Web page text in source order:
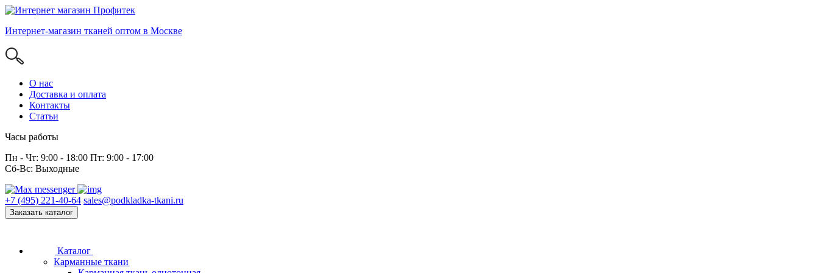
Интернет-магазин тканей оптом в Москве
О нас
Доставка и оплата
Контакты
Статьи
Часы работы
Пн - Чт: 9:00 - 18:00 Пт: 9:00 - 17:00
Сб-Вс: Выходные
+7 (495) 221-40-64 sales@podkladka-tkani.ru
Заказать каталог
Каталог
Карманные ткани